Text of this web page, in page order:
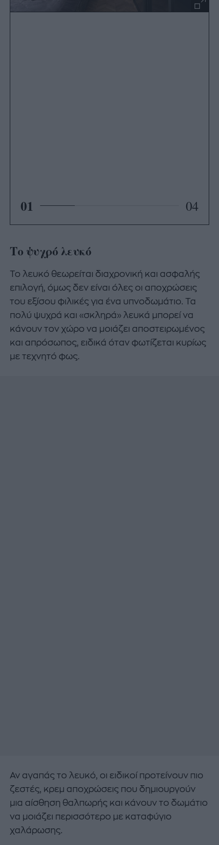
01 04
Το ψυχρό λευκό
Το λευκό θεωρείται διαχρονική και ασφαλής
επιλογή, όμως δεν είναι όλες οι αποχρώσεις
του εξίσου φιλικές για ένα υπνοδωμάτιο. Τα
πολύ ψυχρά και «σκληρά» λευκά μπορεί να
κάνουν τον χώρο να μοιάζει αποστειρωμένος
και απρόσωπος, ειδικά όταν φωτίζεται κυρίως
με τεχνητό φως.
Αν αγαπάς το λευκό, οι ειδικοί προτείνουν πιο
ζεστές, κρεμ αποχρώσεις που δημιουργούν
μια αίσθηση θαλπωρής και κάνουν το δωμάτιο
να μοιάζει περισσότερο με καταφύγιο
χαλάρωσης.